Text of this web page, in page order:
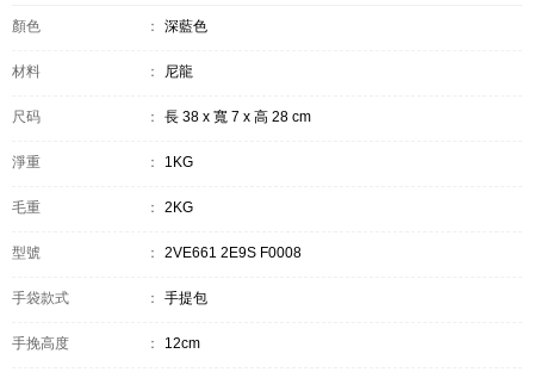
顏色 ： 深藍色
材料 ： 尼龍
尺码 ： 長 38 x 寬 7 x 高 28 cm
淨重 ： 1KG
毛重 ： 2KG
型號 ： 2VE661 2E9S F0008
手袋款式 ： 手提包
手挽高度 ： 12cm